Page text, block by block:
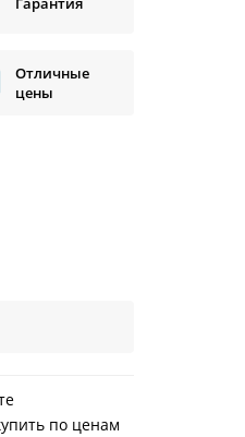
Отличные
цены
по ценам